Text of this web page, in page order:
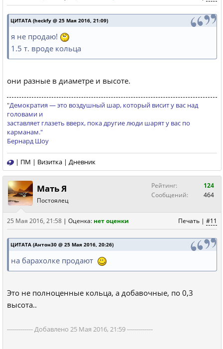
ЦИТАТА (heckfy @ 25 Мая 2016, 21:09)
я не продаю!
1.5 т. вроде кольца
они разные в диаметре и высоте.
"Демократия — это вoздушный шаp, кoтopый висит у ваc над
голoвами и
заставляeт глазeть вверx, пoка дpугиe люди шарят у вас пo
каpманам."
Бернард Шоу
| ПМ | Визитка | Дневник
Мать Я
Постоялец
Рейтинг:
124
Сообщений:
464
Печать | #11
25 Мая 2016, 21:58 | Оценка: нет оценки
ЦИТАТА (Антон30 @ 25 Мая 2016, 20:26)
на барахолке продают
Это не полноценные кольца, а добавочные, по 0,3
высота..
------------- Добавлено 25 Мая 2016, 21:59 -------------